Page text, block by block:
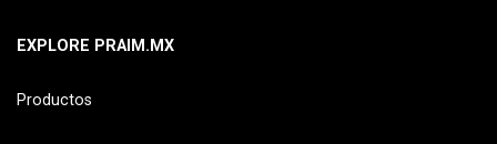
EXPLORE PRAIM.MX
Productos